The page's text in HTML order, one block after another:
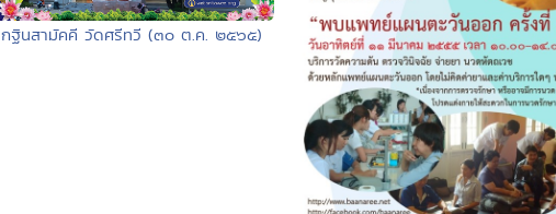
กฐินสามัคคี วัดศรีทวี (๓๐ ต.ค. ๒๕๖๕)